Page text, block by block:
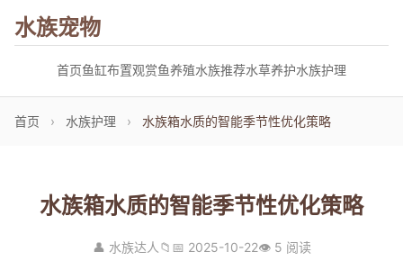
水族宠物
首页鱼缸布置观赏鱼养殖水族推荐水草养护水族护理
首页 › 水族护理 › 水族箱水质的智能季节性优化策略
水族箱水质的智能季节性优化策略
👤 水族达人 📁 📅 2025-10-22👁 5 阅读